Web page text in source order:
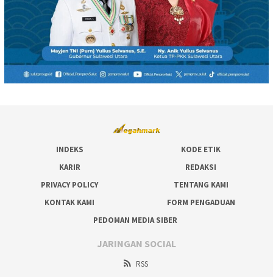
INDEKS
KODE ETIK
KARIR
REDAKSI
PRIVACY POLICY
TENTANG KAMI
KONTAK KAMI
FORM PENGADUAN
PEDOMAN MEDIA SIBER
JARINGAN SOCIAL
RSS